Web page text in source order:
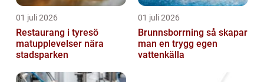
01 juli 2026
Restaurang i tyresö
matupplevelser nära
stadsparken
01 juli 2026
Brunnsborrning så skapar
man en trygg egen
vattenkälla